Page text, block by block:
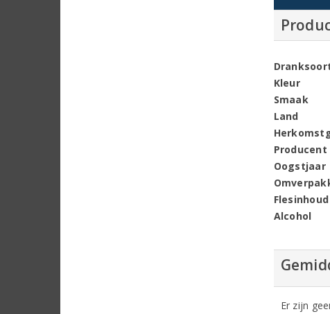
Kleur
Smaak
Land
Producent
Oogstjaar
Flesinhoud
Alcohol
Er zijn